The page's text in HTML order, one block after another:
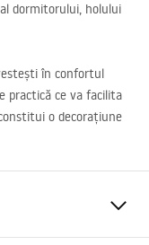
dormitorului, holului
în confortul
practică ce va facilita
o decorațiune